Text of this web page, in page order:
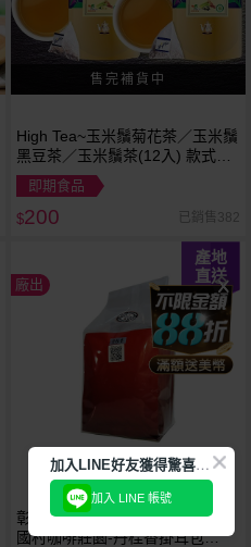
High Tea~玉米鬚菊花茶／玉米鬚
黑豆茶／玉米鬚茶(12入) 款式可
選 <無咖啡因>
即期食品
$200 已銷售382
廠出
產地
直送
彰化縣青年農民聯誼會(張智閔)~
國村咖啡莊園-丹桂香掛耳包
加
入LINE好友獲得驚喜折扣!
加入 LINE 帳號